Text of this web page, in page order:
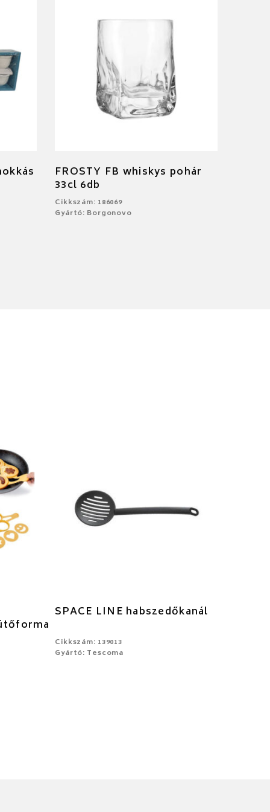
FROSTY FB whiskys pohár
33cl 6db
Cikkszám: 186069
Gyártó: Borgonovo
SPACE LINE habszedőkanál
Cikkszám: 139013
Gyártó: Tescoma